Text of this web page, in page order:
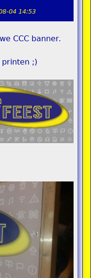
04 14:53
CCC banner.
printen ;)